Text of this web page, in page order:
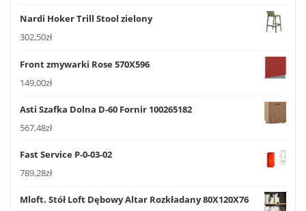
Nardi Hoker Trill Stool zielony
302,50zł
Front zmywarki Rose 570X596
149,00zł
Asti Szafka Dolna D-60 Fornir 100265182
567,48zł
Fast Service P-0-03-02
789,28zł
Mloft. Stół Loft Dębowy Altar Rozkładany 80X120X76